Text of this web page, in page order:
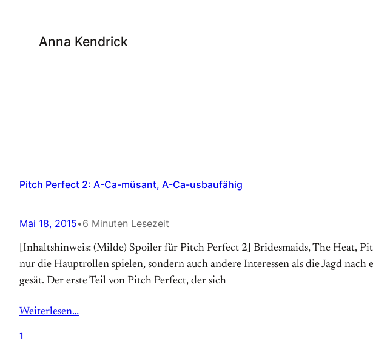
Anna Kendrick
Pitch Perfect 2: A-Ca-müsant, A-Ca-usbaufähig
Mai 18, 2015•6 Minuten Lesezeit
[Inhaltshinweis: (Milde) Spoiler für Pitch Perfect 2] Bridesmaids, The Heat,
nur die Hauptrollen spielen, sondern auch andere Interessen als die Jagd
gesät. Der erste Teil von Pitch Perfect, der sich
Weiterlesen…
1